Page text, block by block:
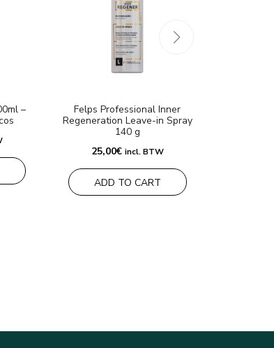
–
Felps Professional Inner
Regeneration Leave-in Spray
140 g
25,00€ incl. BTW
ADD TO CART